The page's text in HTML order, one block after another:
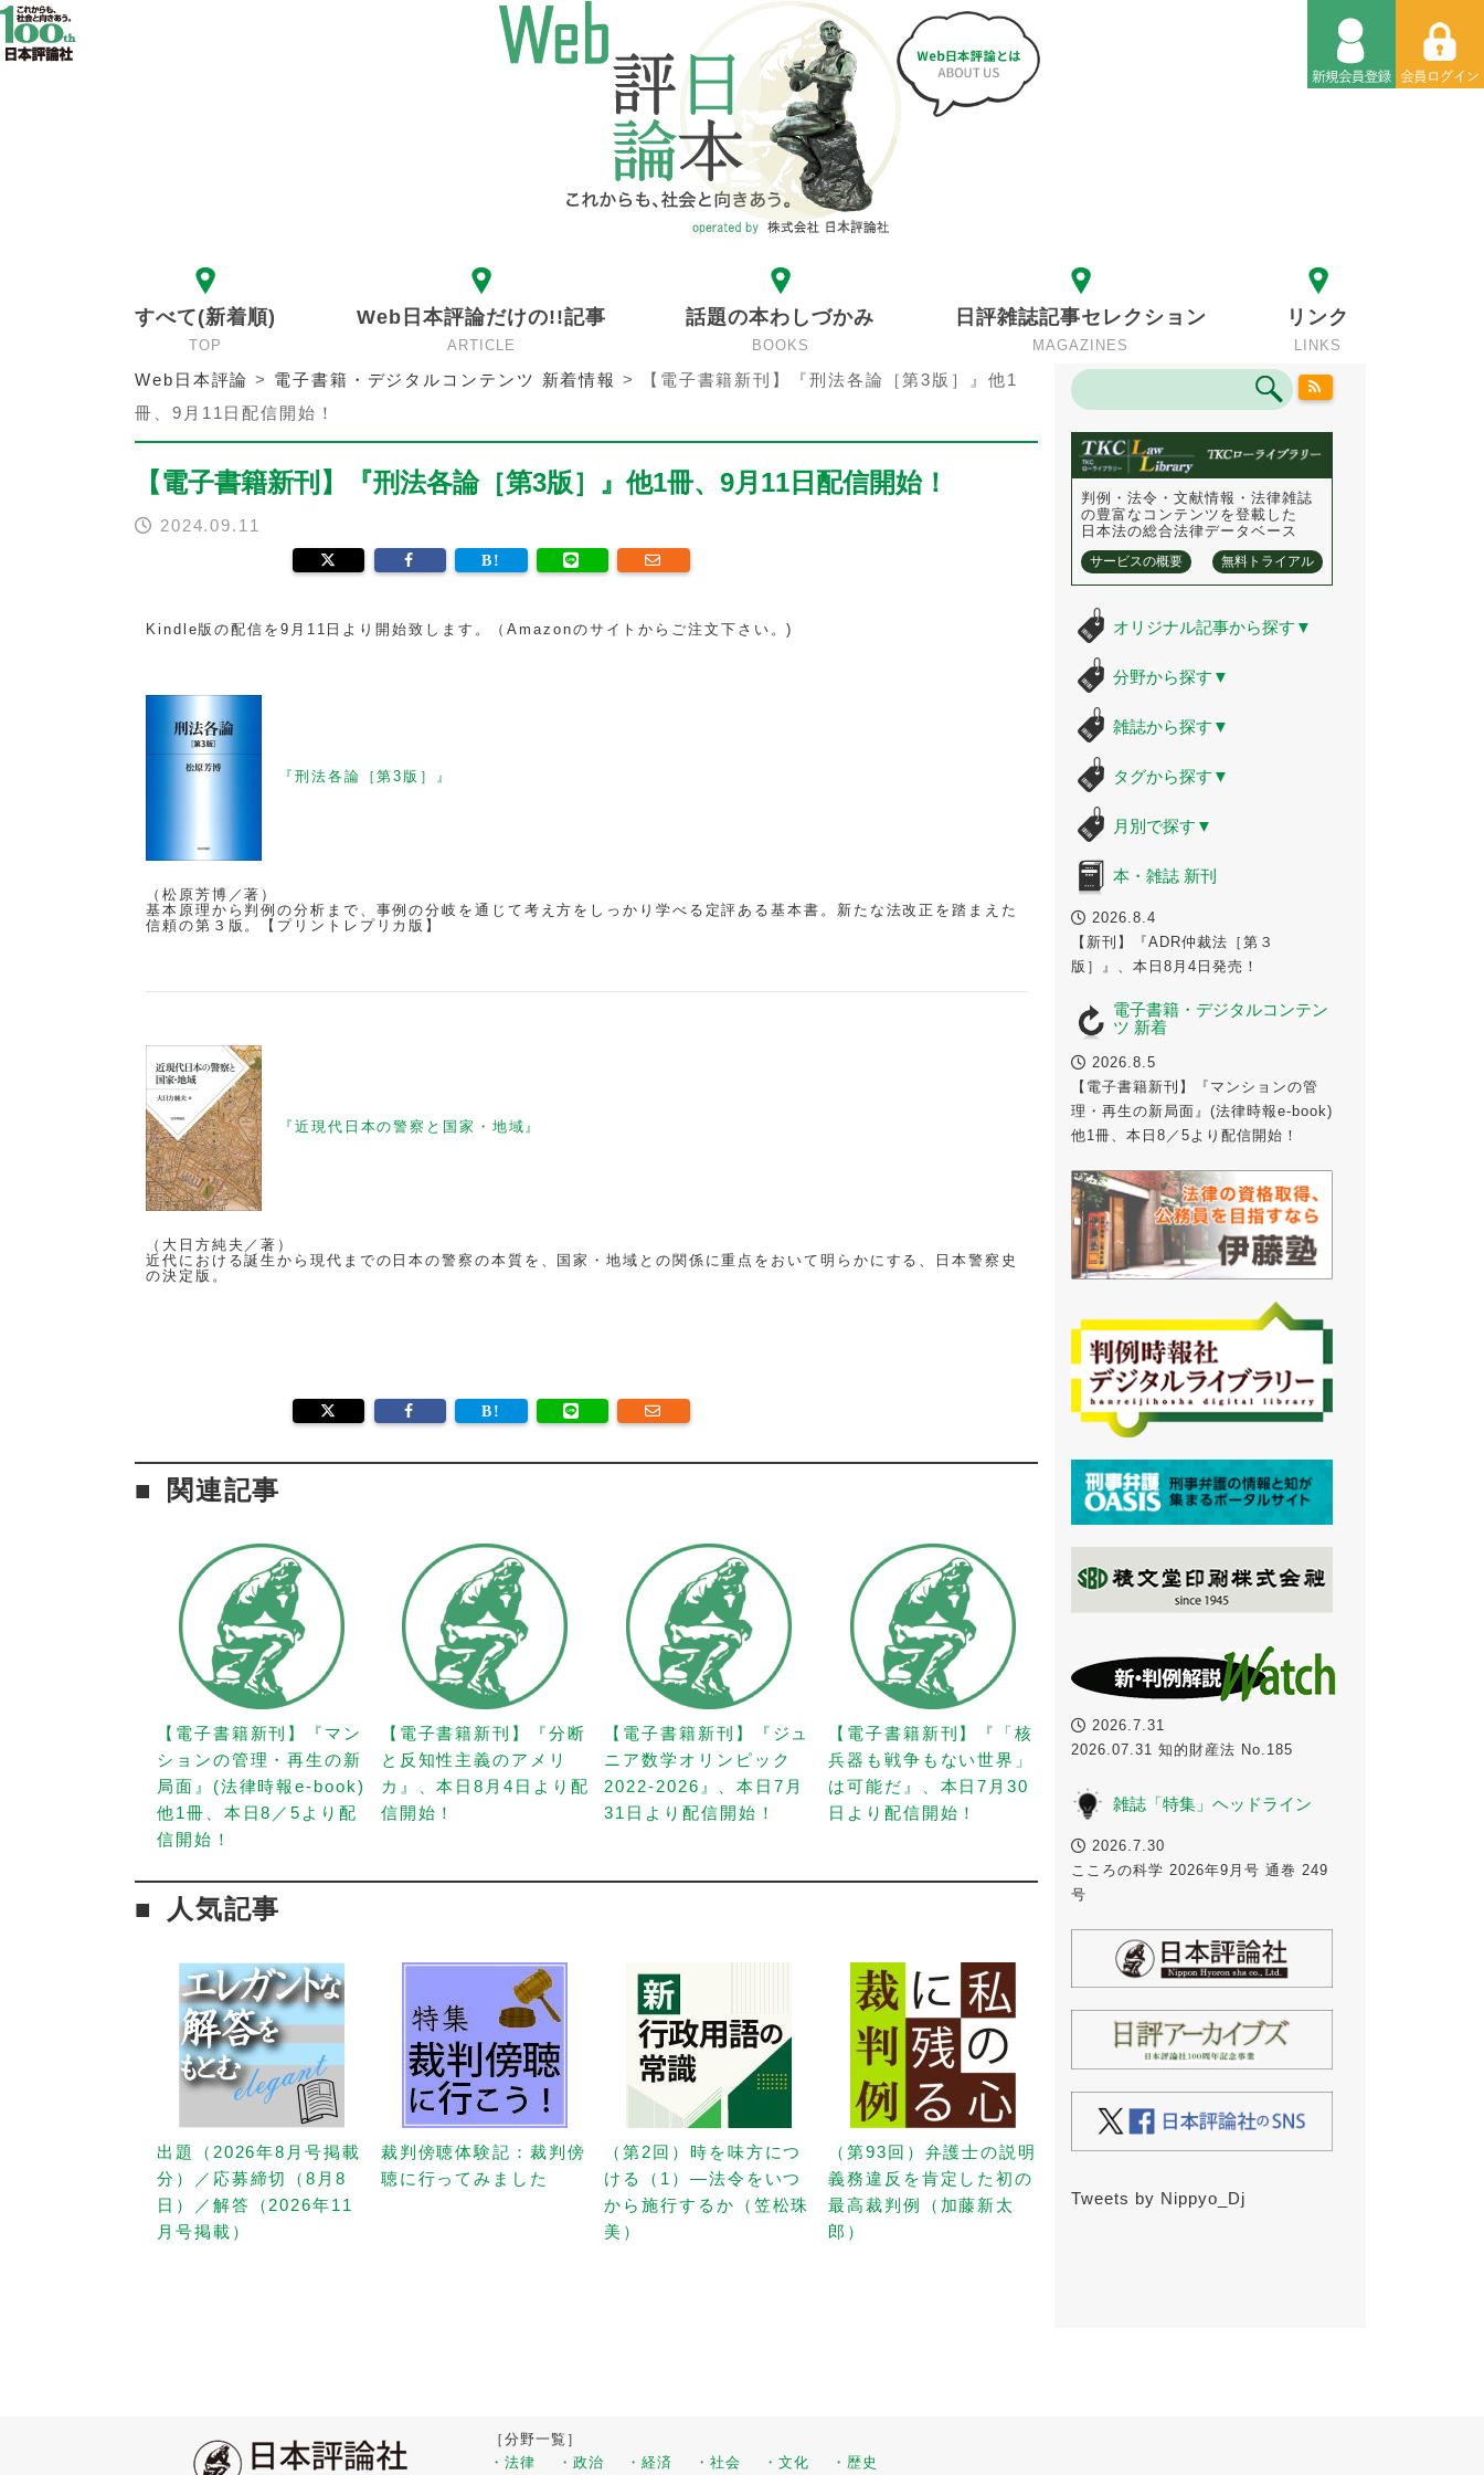
すべて(新着順)
TOP
Web日本評論だけの!!記事
ARTICLE
話題の本わしづかみ
BOOKS
日評雑誌記事セレクション
MAGAZINES
リンク
LINKS
Web日本評論 > 電子書籍・デジタルコンテンツ 新着情報 >
【電子書籍新刊】『刑法各論［第3版］』他1
冊、9月11日配信開始！
【電子書籍新刊】『刑法各論［第3版］』他1冊、9月11日配信開始！
2024.09.11
Kindle版の配信を9月11日より開始致します。（Amazonのサイトからご注文下さい。)
『刑法各論［第3版］』
（松原芳博／著）
基本原理から判例の分析まで、事例の分岐を通じて考え方をしっかり学べる定評ある基本書。新たな法改正を踏まえた
信頼の第３版。【プリントレプリカ版】
『近現代日本の警察と国家・地域』
（大日方純夫／著）
近代における誕生から現代までの日本の警察の本質を、国家・地域との関係に重点をおいて明らかにする、日本警察史
の決定版。
関連記事
【電子書籍新刊】『マン
ションの管理・再生の新
局面』(法律時報e-book)
他1冊、本日8／5より配
信開始！
【電子書籍新刊】『分断
と反知性主義のアメリ
カ』、本日8月4日より配
信開始！
【電子書籍新刊】『ジュ
ニア数学オリンピック
2022-2026』、本日7月
31日より配信開始！
【電子書籍新刊】『「核
兵器も戦争もない世界」
は可能だ』、本日7月30
日より配信開始！
人気記事
出題（2026年8月号掲載
分）／応募締切（8月8
日）／解答（2026年11
月号掲載）
裁判傍聴体験記：裁判傍
聴に行ってみました
（第2回）時を味方につ
ける（1）—法令をいつ
から施行するか（笠松珠
美）
（第93回）弁護士の説明
義務違反を肯定した初の
最高裁判例（加藤新太
郎）
判例・法令・文献情報・法律雑誌
の豊富なコンテンツを登載した
日本法の総合法律データベース
サービスの概要 無料トライアル
オリジナル記事から探す ▼
分野から探す ▼
雑誌から探す ▼
タグから探す ▼
月別で探す ▼
本・雑誌 新刊
2026.8.4
【新刊】『ADR仲裁法［第３
版］』、本日8月4日発売！
電子書籍・デジタルコンテン
ツ 新着
2026.8.5
【電子書籍新刊】『マンションの管
理・再生の新局面』(法律時報e-book)
他1冊、本日8／5より配信開始！
2026.7.31
2026.07.31 知的財産法 No.185
雑誌「特集」ヘッドライン
2026.7.30
こころの科学 2026年9月号 通巻 249
号
Tweets by Nippyo_Dj
［分野一覧］
・法律
・政治 ・経済 ・社会 ・文化 ・歴史